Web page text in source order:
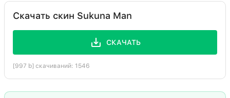
Скачать скин Sukuna Man
СКАЧАТЬ
[997 b] скачиваний: 1546